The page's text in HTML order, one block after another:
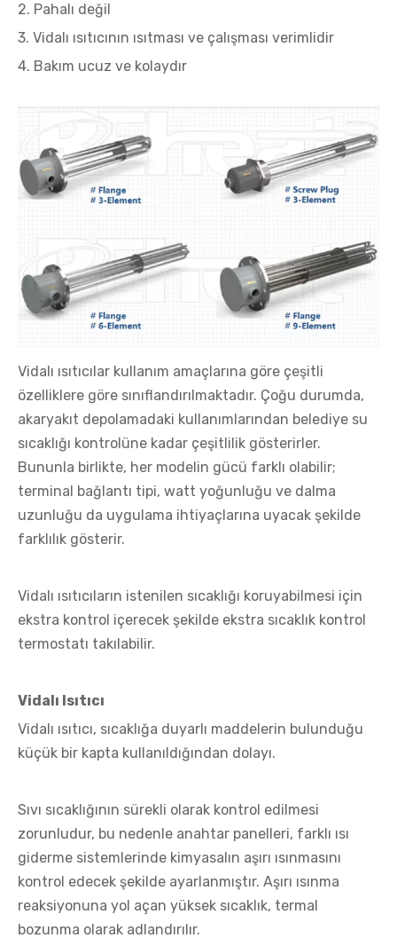
2. Pahalı değil
3. Vidalı ısıtıcının ısıtması ve çalışması verimlidir
4. Bakım ucuz ve kolaydır
Vidalı ısıtıcılar kullanım amaçlarına göre çeşitli
özelliklere göre sınıflandırılmaktadır. Çoğu durumda,
akaryakıt depolamadaki kullanımlarından belediye su
sıcaklığı kontrolüne kadar çeşitlilik gösterirler.
Bununla birlikte, her modelin gücü farklı olabilir;
terminal bağlantı tipi, watt yoğunluğu ve dalma
uzunluğu da uygulama ihtiyaçlarına uyacak şekilde
farklılık gösterir.
Vidalı ısıtıcıların istenilen sıcaklığı koruyabilmesi için
ekstra kontrol içerecek şekilde ekstra sıcaklık kontrol
termostatı takılabilir.
Vidalı Isıtıcı
Vidalı ısıtıcı, sıcaklığa duyarlı maddelerin bulunduğu
küçük bir kapta kullanıldığından dolayı.
Sıvı sıcaklığının sürekli olarak kontrol edilmesi
zorunludur, bu nedenle anahtar panelleri, farklı ısı
giderme sistemlerinde kimyasalın aşırı ısınmasını
kontrol edecek şekilde ayarlanmıştır. Aşırı ısınma
reaksiyonuna yol açan yüksek sıcaklık, termal
bozunma olarak adlandırılır.